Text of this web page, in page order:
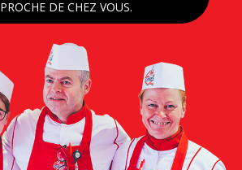
PROCHE DE CHEZ VOUS.